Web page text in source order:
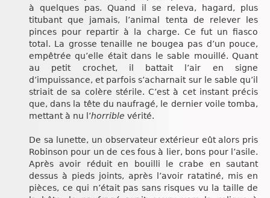
à quelques pas. Quand il se releva, hagard, plus
titubant que jamais, l’animal tenta de relever les
pinces pour repartir à la charge. Ce fut un fiasco
total. La grosse tenaille ne bougea pas d’un pouce,
empêtrée qu’elle était dans le sable mouillé. Quant
au petit crochet, il battait l’air en signe
d’impuissance, et parfois s’acharnait sur le sable qu’il
striait de sa colère stérile. C’est à cet instant précis
que, dans la tête du naufragé, le dernier voile tomba,
mettant à nu l’horrible vérité.
De sa lunette, un observateur extérieur eût alors pris
Robinson pour un de ces fous à lier, bons pour l’asile.
Après avoir réduit en bouilli le crabe en sautant
dessus à pieds joints, après l’avoir ratatiné, mis en
pièces, ce qui n’était pas sans risques vu la taille de